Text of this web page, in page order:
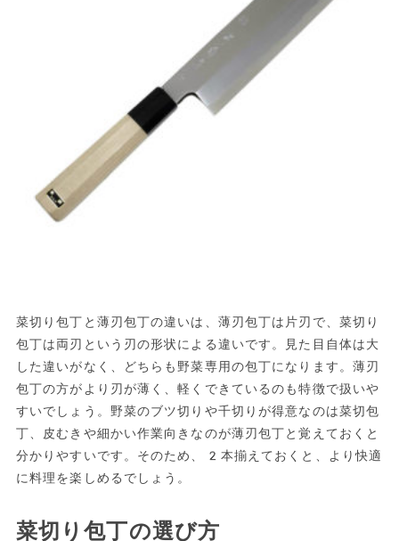
菜切り包丁と薄刃包丁の違いは、薄刃包丁は片刃で、菜切り
包丁は両刃という刃の形状による違いです。見た目自体は大
した違いがなく、どちらも野菜専用の包丁になります。薄刃
包丁の方がより刃が薄く、軽くできているのも特徴で扱いや
すいでしょう。野菜のブツ切りや千切りが得意なのは菜切包
丁、皮むきや細かい作業向きなのが薄刃包丁と覚えておくと
分かりやすいです。そのため、2本揃えておくと、より快適
に料理を楽しめるでしょう。
菜切り包丁の選び方